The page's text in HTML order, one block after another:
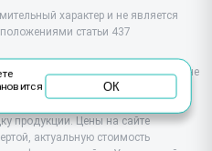
характер и не является
статьи 437
и ремонте техники Hisense, но не
Предоставляем
гарантии, а также
продукции. Цены на сайте
актуальную стоимость
ОК